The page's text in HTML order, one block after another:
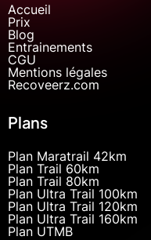
Accueil
Prix
Blog
Entrainements
CGU
Mentions légales
Recoveerz.com
Plans
Plan Maratrail 42km
Plan Trail 60km
Plan Trail 80km
Plan Ultra Trail 100km
Plan Ultra Trail 120km
Plan Ultra Trail 160km
Plan UTMB